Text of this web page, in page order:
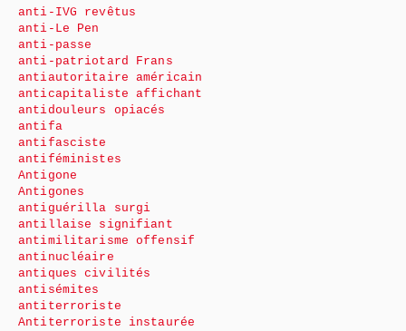
anti-IVG revêtus
anti-Le Pen
anti-passe
anti-patriotard Frans
antiautoritaire américain
anticapitaliste affichant
antidouleurs opiacés
antifa
antifasciste
antiféministes
Antigone
Antigones
antiguérilla surgi
antillaise signifiant
antimilitarisme offensif
antinucléaire
antiques civilités
antisémites
antiterroriste
Antiterroriste instaurée